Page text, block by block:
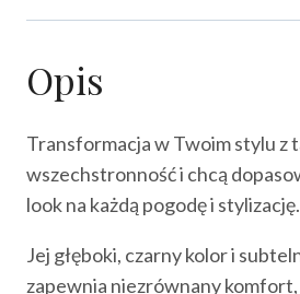
Opis
Transformacja w Twoim stylu z
wszechstronność i chcą
look na każdą pogodę i stylizację.
Jej głęboki, czarny kolor i
zapewnia niezrównany komfort,